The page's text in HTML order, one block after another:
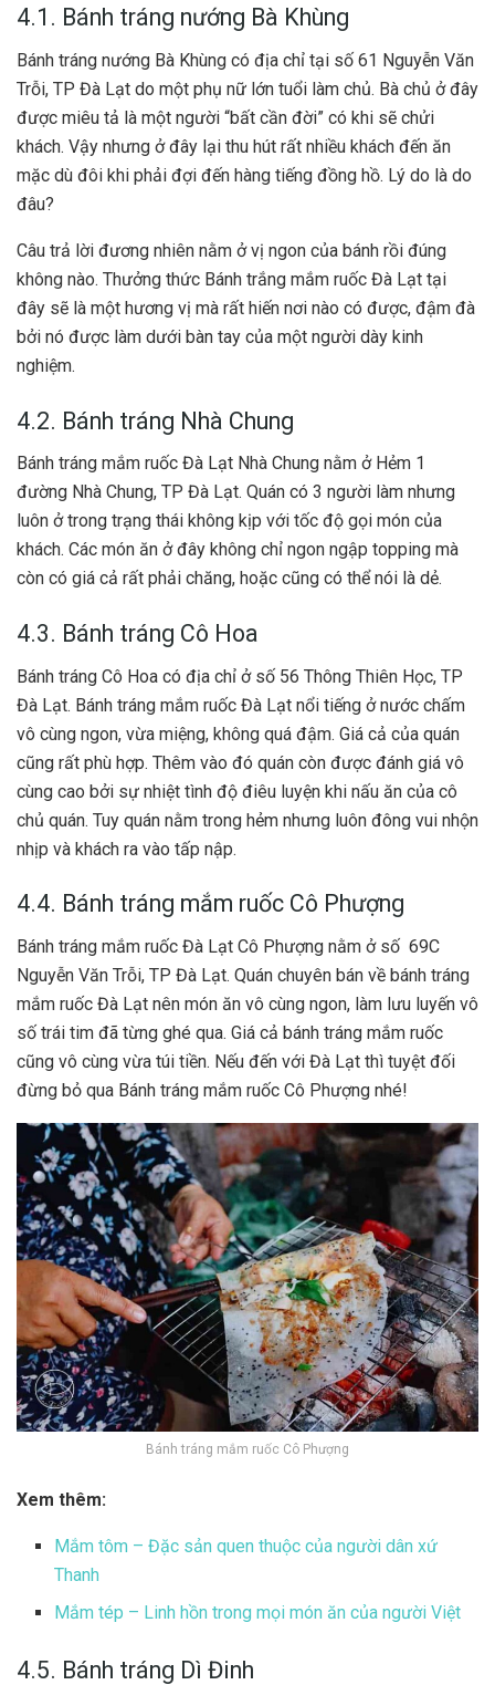
4.1. Bánh tráng nướng Bà Khùng
Bánh tráng nướng Bà Khùng có địa chỉ tại số 61 Nguyễn Văn
Trỗi, TP Đà Lạt do một phụ nữ lớn tuổi làm chủ. Bà chủ ở đây
được miêu tả là một người “bất cần đời” có khi sẽ chửi
khách. Vậy nhưng ở đây lại thu hút rất nhiều khách đến ăn
mặc dù đôi khi phải đợi đến hàng tiếng đồng hồ. Lý do là do
đâu?
Câu trả lời đương nhiên nằm ở vị ngon của bánh rồi đúng
không nào. Thưởng thức Bánh trắng mắm ruốc Đà Lạt tại
đây sẽ là một hương vị mà rất hiến nơi nào có được, đậm đà
bởi nó được làm dưới bàn tay của một người dày kinh
nghiệm.
4.2. Bánh tráng Nhà Chung
Bánh tráng mắm ruốc Đà Lạt Nhà Chung nằm ở Hẻm 1
đường Nhà Chung, TP Đà Lạt. Quán có 3 người làm nhưng
luôn ở trong trạng thái không kịp với tốc độ gọi món của
khách. Các món ăn ở đây không chỉ ngon ngập topping mà
còn có giá cả rất phải chăng, hoặc cũng có thể nói là dẻ.
4.3. Bánh tráng Cô Hoa
Bánh tráng Cô Hoa có địa chỉ ở số 56 Thông Thiên Học, TP
Đà Lạt. Bánh tráng mắm ruốc Đà Lạt nổi tiếng ở nước chấm
vô cùng ngon, vừa miệng, không quá đậm. Giá cả của quán
cũng rất phù hợp. Thêm vào đó quán còn được đánh giá vô
cùng cao bởi sự nhiệt tình độ điêu luyện khi nấu ăn của cô
chủ quán. Tuy quán nằm trong hẻm nhưng luôn đông vui nhộn
nhịp và khách ra vào tấp nập.
4.4. Bánh tráng mắm ruốc Cô Phượng
Bánh tráng mắm ruốc Đà Lạt Cô Phượng nằm ở số 69C
Nguyễn Văn Trỗi, TP Đà Lạt. Quán chuyên bán về bánh tráng
mắm ruốc Đà Lạt nên món ăn vô cùng ngon, làm lưu luyến vô
số trái tim đã từng ghé qua. Giá cả bánh tráng mắm ruốc
cũng vô cùng vừa túi tiền. Nếu đến với Đà Lạt thì tuyệt đối
đừng bỏ qua Bánh tráng mắm ruốc Cô Phượng nhé!
Bánh tráng mắm ruốc Cô Phượng
Xem thêm:
Mắm tôm – Đặc sản quen thuộc của người dân xứ
Thanh
Mắm tép – Linh hồn trong mọi món ăn của người Việt
4.5. Bánh tráng Dì Đinh